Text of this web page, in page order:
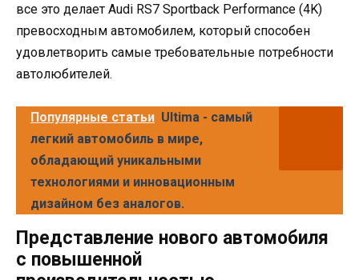
все это делает Audi RS7 Sportback Performance (4K)
превосходным автомобилем, который способен
удовлетворить самые требовательные потребности
автолюбителей.
Популярные статьи Ultima - самый
легкий автомобиль в мире,
обладающий уникальными
технологиями и инновационным
дизайном без аналогов.
Представление нового автомобиля
с повышенной